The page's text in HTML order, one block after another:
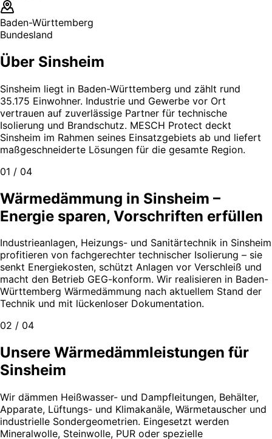
Baden-Württemberg
Bundesland
Über Sinsheim
Sinsheim liegt in Baden-Württemberg und zählt rund
35.175 Einwohner. Industrie und Gewerbe vor Ort
vertrauen auf zuverlässige Partner für technische
Isolierung und Brandschutz. MESCH Protect deckt
Sinsheim im Rahmen seines Einsatzgebiets ab und liefert
maßgeschneiderte Lösungen für die gesamte Region.
01 / 04
Wärmedämmung in Sinsheim –
Energie sparen, Vorschriften erfüllen
Industrieanlagen, Heizungs- und Sanitärtechnik in Sinsheim
profitieren von fachgerechter technischer Isolierung – sie
senkt Energiekosten, schützt Anlagen vor Verschleiß und
macht den Betrieb GEG-konform. Wir realisieren in Baden-
Württemberg Wärmedämmung nach aktuellem Stand der
Technik und mit lückenloser Dokumentation.
02 / 04
Unsere Wärmedämmleistungen für
Sinsheim
Wir dämmen Heißwasser- und Dampfleitungen, Behälter,
Apparate, Lüftungs- und Klimakanäle, Wärmetauscher und
industrielle Sondergeometrien. Eingesetzt werden
Mineralwolle, Steinwolle, PUR oder spezielle